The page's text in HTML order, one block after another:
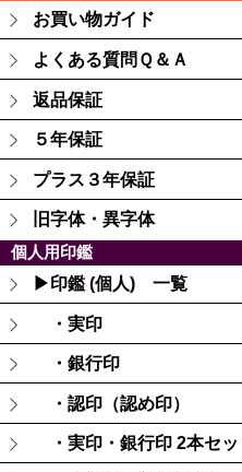
お買い物ガイド
よくある質問Ｑ＆Ａ
返品保証
５年保証
プラス３年保証
旧字体・異字体
個人用印鑑
▶印鑑 (個人) 一覧
・実印
・銀行印
・認印（認め印）
・実印・銀行印 2本セッ